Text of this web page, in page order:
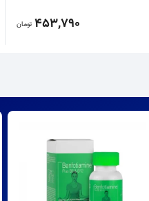
453,790 تومان